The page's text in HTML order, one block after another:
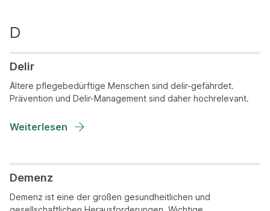
Delir
Ältere pflegebedürftige Menschen sind delir-gefährdet.
Prävention und Delir-Management sind daher hochrelevant.
Weiterlesen
Demenz
Demenz ist eine der großen gesundheitlichen und